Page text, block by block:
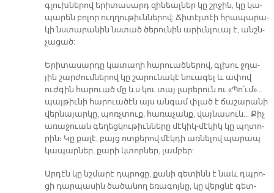
գլուխ­նե­րով ե­րի­տա­սարդ զի­նեալ­ներ կը շրջին, կը կա­
պա­րեն բո­լոր ուղ­ղու­թիւն­նե­րով: Ճի­տէյ­տէի հրա­պա­րա­
կի նստա­րա­նին նստած ծե­րու­նին ա­րիւն­լուայ է, անշն­
չա­ցած:
Ե­րի­տա­սար­դը կա­տա­ղի հա­րուած­նե­րով, գլխու ջղա­
յին շար­ժում­նե­րով կը շա­րու­նա­կէ նուա­գել և ա­փով
ուժ­գին հա­րուած մը ևս կու տայ լա­րե­րուն ու «Պո՛ւմ»...
պայ­թիւ­նի հա­րուա­ծէն այս ան­գամ փլած է ճա­շա­րա­նի
վեր­նա­յար­կը, պոռչ­տուք, հա­ռա­չանք, վայ­նա­սուն... Քիչ
ա­ռա­ջուան գե­ղեց­կու­թիւն­նե­րը մէ­կիկ-մէ­կիկ կը պղտո­
րին։ Կը քա­լէ, բայց ոտ­քե­րով մէկ­դի առ­նե­լով պա­րապ
կա­պար­ներ, քա­րի կտոր­ներ, լամ­բեր:
Ար­դէն կը նշմա­րէ դպրո­ցը, քա­նի գե­տինն է նաև դպրո­
ցի դար­պա­սին ծա­ծա­նող ե­ռա­գոյ­նը, կը վերց­նէ գետ­